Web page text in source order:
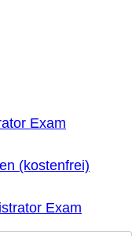
Exam
(kostenfrei)
Exam